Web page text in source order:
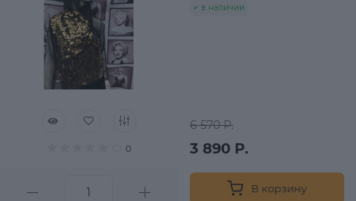
0
в наличии
6 570 Р.
3 890 Р.
В корзину